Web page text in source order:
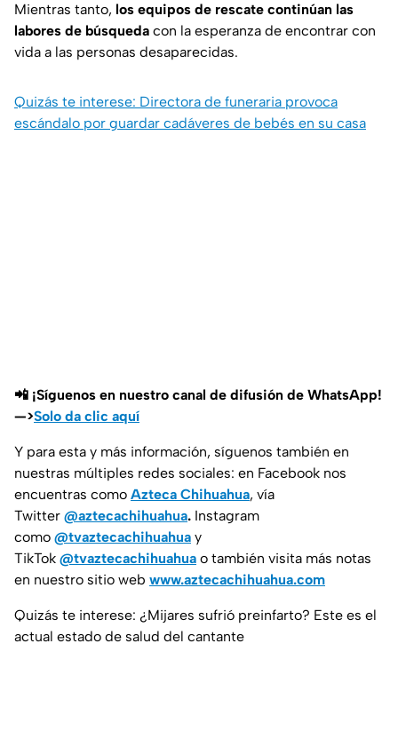
Mientras tanto, los equipos de rescate continúan las
labores de búsqueda con la esperanza de encontrar con
vida a las personas desaparecidas.
Quizás te interese: Directora de funeraria provoca
escándalo por guardar cadáveres de bebés en su casa
📲 ¡Síguenos en nuestro canal de difusión de WhatsApp!
—>Solo da clic aquí
Y para esta y más información, síguenos también en
nuestras múltiples redes sociales: en Facebook nos
encuentras como Azteca Chihuahua, vía
Twitter @aztecachihuahua. Instagram
como @tvaztecachihuahua y
TikTok @tvaztecachihuahua o también visita más notas
en nuestro sitio web www.aztecachihuahua.com
Quizás te interese: ¿Mijares sufrió preinfarto? Este es el
actual estado de salud del cantante